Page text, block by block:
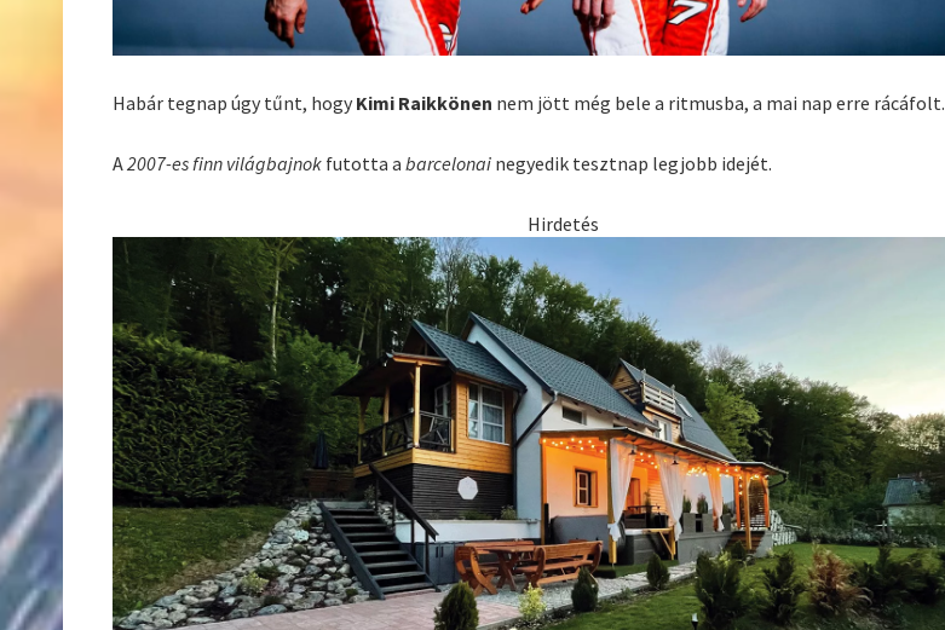
Habár tegnap úgy tűnt, hogy Kimi Raikkönen nem jött még bele a ritmusba, a mai nap erre rácáfolt.
A2007-es finn világbajnok futotta abarcelonai negyedik tesztnap legjobb idejét.
Hirdetés